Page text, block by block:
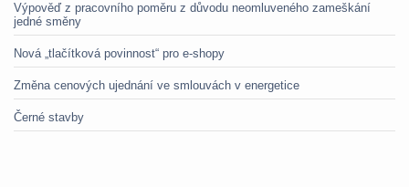
Výpověď z pracovního poměru z důvodu neomluveného zameškání
jedné směny
Nová „tlačítková povinnost“ pro e-shopy
Změna cenových ujednání ve smlouvách v energetice
Černé stavby